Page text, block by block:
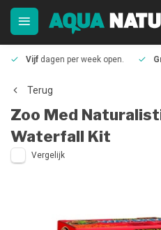
Vijf dagen per week open.
Terug
Zoo Med
Waterfall Kit
Vergelijk